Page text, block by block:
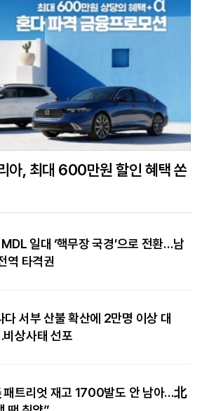
아, 최대 600만원 할인 혜택 쏜
일대 ‘핵무장 국경’으로 전환…남
역 타격권
다 서부 산불 확산에 2만명 이상 대
상사태 선포
패트리엇 재고 1700발도 안 남아…北